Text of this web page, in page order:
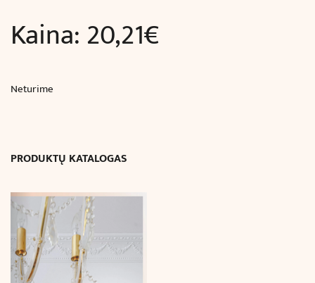
Kaina:20,21€
Neturime
PRODUKTŲ KATALOGAS